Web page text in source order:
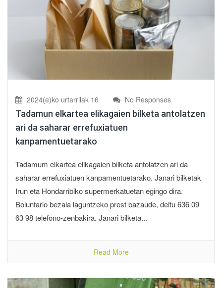
2024(e)ko urtarrilak 16 No Responses
Tadamun elkartea elikagaien bilketa antolatzen
ari da saharar errefuxiatuen
kanpamentuetarako
Tadamum elkartea elikagaien bilketa antolatzen ari da
saharar errefuxiatuen kanpamentuetarako. Janari bilketak
Irun eta Hondarribiko supermerkatuetan egingo dira.
Boluntario bezala laguntzeko prest bazaude, deitu 636 09
63 98 telefono-zenbakira. Janari bilketa...
Read More